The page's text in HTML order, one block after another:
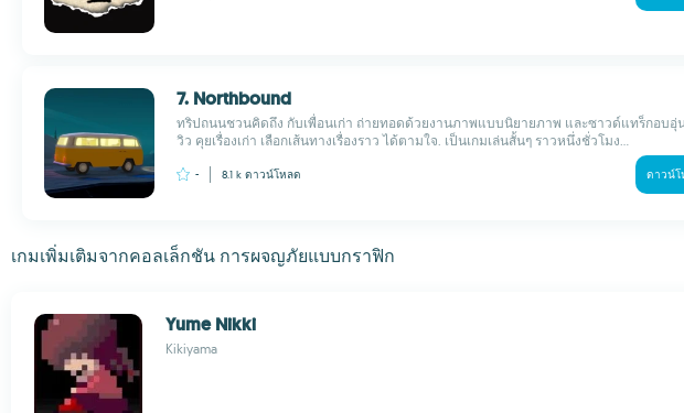
7. Northbound
ทริปถนนชวนคิดถึง กับเพื่อนเก่า ถ่ายทอดด้วยงานภาพแบบนิยายภาพ และซาวด์แทร็กอบอุ่
วิว คุยเรื่องเก่า เลือกเส้นทางเรื่องราว ได้ตามใจ. เป็นเกมเล่นสั้นๆ ราวหนึ่งชั่วโมง...
- 8.1 k ดาวน์โหลด ดาวน์โ
เกมเพิ่มเติมจากคอลเล็กชัน การผจญภัยแบบกราฟิก
Yume Nikki
Kikiyama